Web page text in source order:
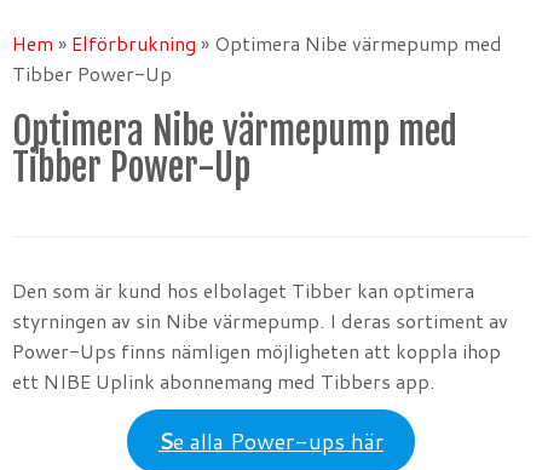
Hem » Elförbrukning » Optimera Nibe värmepump med
Tibber Power-Up
Optimera Nibe värmepump med
Tibber Power-Up
Den som är kund hos elbolaget Tibber kan optimera
styrningen av sin Nibe värmepump. I deras sortiment av
Power-Ups finns nämligen möjligheten att koppla ihop
ett NIBE Uplink abonnemang med Tibbers app.
Se alla Power-ups här